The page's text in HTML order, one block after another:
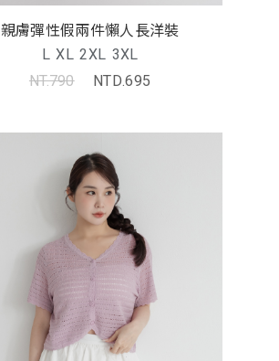
親膚彈性假兩件懶人長洋裝
L XL 2XL 3XL
NT.790
NTD.695